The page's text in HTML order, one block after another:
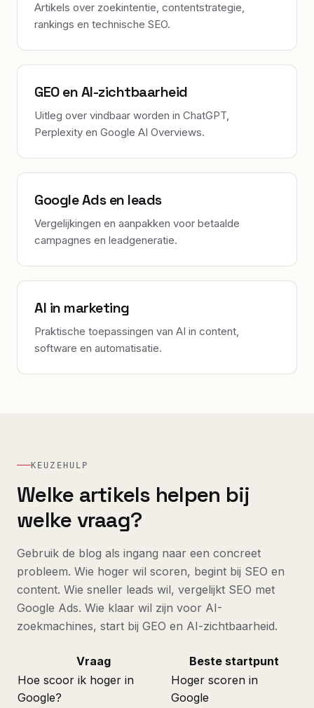
Artikels over zoekintentie, contentstrategie,
rankings en technische SEO.
GEO en AI-zichtbaarheid
Uitleg over vindbaar worden in ChatGPT,
Perplexity en Google AI Overviews.
Google Ads en leads
Vergelijkingen en aanpakken voor betaalde
campagnes en leadgeneratie.
AI in marketing
Praktische toepassingen van AI in content,
software en automatisatie.
KEUZEHULP
Welke artikels helpen bij
welke vraag?
Gebruik de blog als ingang naar een concreet
probleem. Wie hoger wil scoren, begint bij SEO en
content. Wie sneller leads wil, vergelijkt SEO met
Google Ads. Wie klaar wil zijn voor AI-
zoekmachines, start bij GEO en AI-zichtbaarheid.
Vraag
Beste startpunt
Hoe scoor ik hoger in
Google?
Hoger scoren in
Google